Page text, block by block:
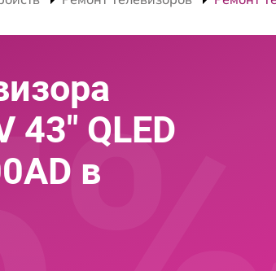
43" QLED
в